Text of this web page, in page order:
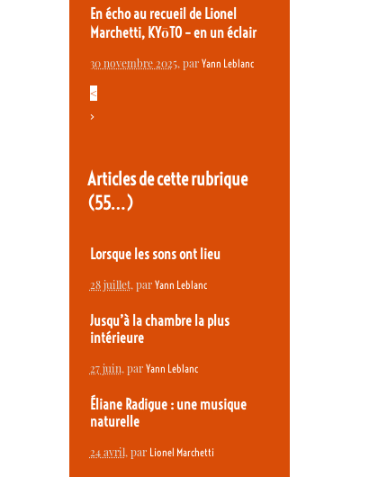
En écho au recueil de Lionel
Marchetti, KYōTO – en un éclair
30 novembre 2025, par Yann Leblanc
<
>
Articles de cette rubrique
(55…)
Lorsque les sons ont lieu
28 juillet, par Yann Leblanc
Jusqu’à la chambre la plus
intérieure
27 juin, par Yann Leblanc
Éliane Radigue : une musique
naturelle
24 avril, par Lionel Marchetti